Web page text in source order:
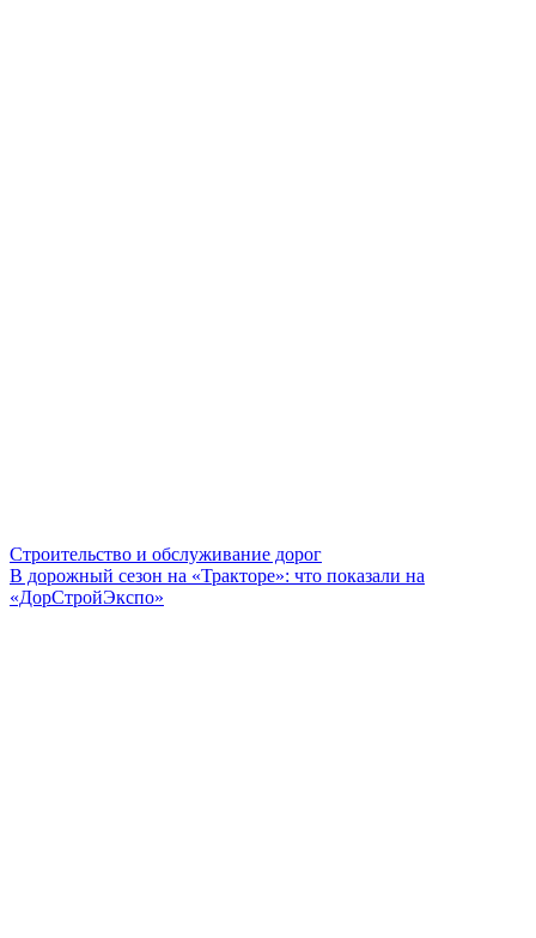
Строительство и обслуживание дорог
В дорожный сезон на «Тракторе»: что показали на
«ДорСтройЭкспо»